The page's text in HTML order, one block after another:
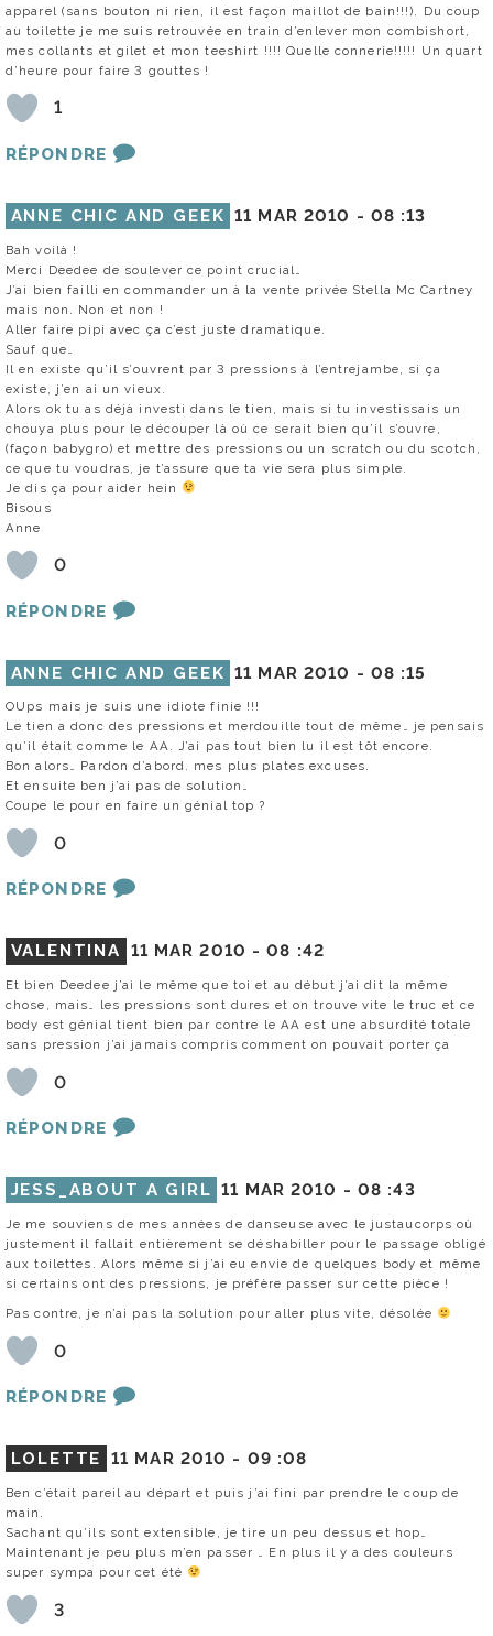
apparel (sans bouton ni rien, il est façon maillot de bain!!!). Du coup
au toilette je me suis retrouvée en train d’enlever mon combishort,
mes collants et gilet et mon teeshirt !!!! Quelle connerie!!!!! Un quart
d’heure pour faire 3 gouttes !
1
RÉPONDRE
ANNE CHIC AND GEEK 11 MAR 2010 - 08 :13
Bah voilà !
Merci Deedee de soulever ce point crucial…
J’ai bien failli en commander un à la vente privée Stella Mc Cartney
mais non. Non et non !
Aller faire pipi avec ça c’est juste dramatique.
Sauf que…
Il en existe qu’il s’ouvrent par 3 pressions à l’entrejambe, si ça
existe, j’en ai un vieux.
Alors ok tu as déjà investi dans le tien, mais si tu investissais un
chouya plus pour le découper là où ce serait bien qu’il s’ouvre,
(façon babygro) et mettre des pressions ou un scratch ou du scotch,
ce que tu voudras, je t’assure que ta vie sera plus simple.
Je dis ça pour aider hein
Bisous
Anne
0
RÉPONDRE
ANNE CHIC AND GEEK 11 MAR 2010 - 08 :15
OUps mais je suis une idiote finie !!!
Le tien a donc des pressions et merdouille tout de même… je pensais
qu’il était comme le AA. J’ai pas tout bien lu il est tôt encore.
Bon alors… Pardon d’abord. mes plus plates excuses.
Et ensuite ben j’ai pas de solution…
Coupe le pour en faire un génial top ?
0
RÉPONDRE
VALENTINA 11 MAR 2010 -08 :42
Et bien Deedee j’ai le même que toi et au début j’ai dit la même
chose, mais… les pressions sont dures et on trouve vite le truc et ce
body est génial tient bien par contre le AA est une absurdité totale
sans pression j’ai jamais compris comment on pouvait porter ça
0
RÉPONDRE
JESS_ABOUT A GIRL 11 MAR 2010 - 08 :43
Je me souviens de mes années de danseuse avec le justaucorps où
justement il fallait entièrement se déshabiller pour le passage obligé
aux toilettes. Alors même si j’ai eu envie de quelques body et même
si certains ont des pressions, je préfère passer sur cette pièce !
Pas contre, je n’ai pas la solution pour aller plus vite, désolée
0
RÉPONDRE
LOLETTE 11 MAR 2010 - 09 :08
Ben c’était pareil au départ et puis j’ai fini par prendre le coup de
main.
Sachant qu’ils sont extensible, je tire un peu dessus et hop…
Maintenant je peu plus m’en passer … En plus il y a des couleurs
super sympa pour cet été
3